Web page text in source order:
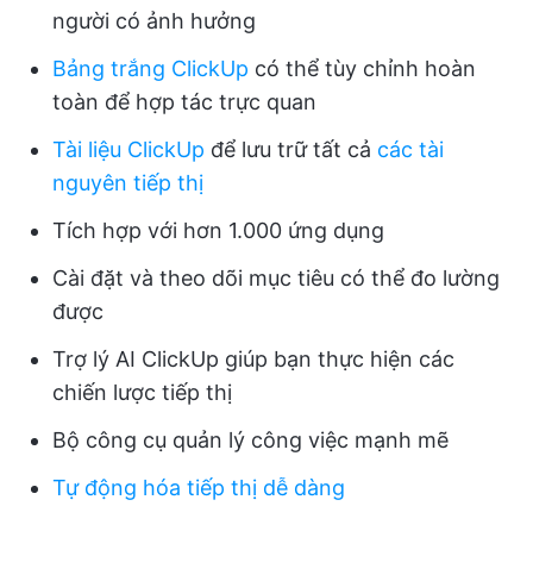
người có ảnh hưởng
Bảng trắng ClickUp có thể tùy chỉnh hoàn
toàn để hợp tác trực quan
Tài liệu ClickUp để lưu trữ tất cả các tài
nguyên tiếp thị
Tích hợp với hơn 1.000 ứng dụng
Cài đặt và theo dõi mục tiêu có thể đo lường
được
Trợ lý AI ClickUp giúp bạn thực hiện các
chiến lược tiếp thị
Bộ công cụ quản lý công việc mạnh mẽ
Tự động hóa tiếp thị dễ dàng